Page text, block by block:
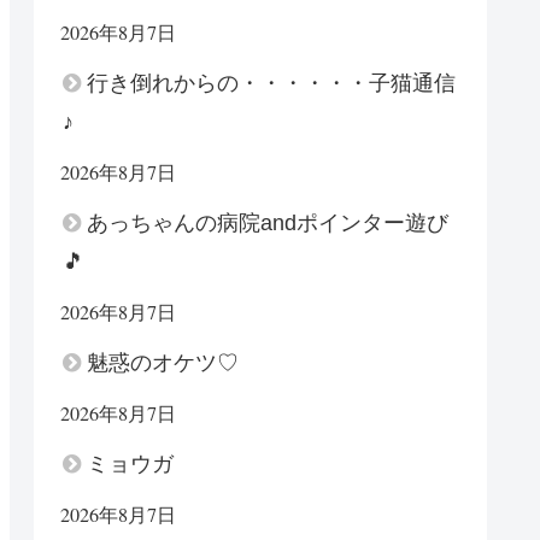
2026年8月7日
行き倒れからの・・・・・・子猫通信
♪
2026年8月7日
あっちゃんの病院andポインター遊び
🎵
2026年8月7日
魅惑のオケツ♡
2026年8月7日
ミョウガ
2026年8月7日